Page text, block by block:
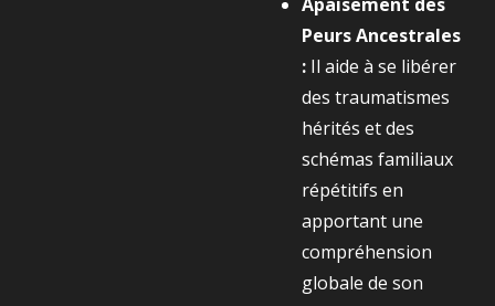
Peurs Ancestrales
: Il aide à se libérer
des traumatismes
hérités et des
schémas familiaux
répétitifs en
apportant une
compréhension
globale de son